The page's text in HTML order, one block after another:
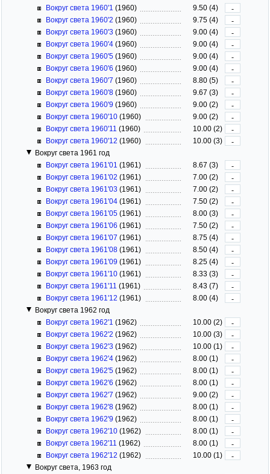
Вокруг света 1960'1 (1960) 9.50 (4)
-
Вокруг света 1960'2 (1960) 9.75 (4)
-
Вокруг света 1960'3 (1960) 9.00 (4)
-
Вокруг света 1960'4 (1960) 9.00 (4)
-
Вокруг света 1960'5 (1960) 9.00 (4)
-
Вокруг света 1960'6 (1960) 9.00 (4)
-
Вокруг света 1960'7 (1960) 8.80 (5)
-
Вокруг света 1960'8 (1960) 9.67 (3)
-
Вокруг света 1960'9 (1960) 9.00 (2)
-
Вокруг света 1960'10 (1960) 9.00 (2)
-
Вокруг света 1960'11 (1960) 10.00 (2)
-
Вокруг света 1960'12 (1960) 10.00 (3)
-
Вокруг света 1961 год
Вокруг света 1961'01 (1961) 8.67 (3)
-
Вокруг света 1961'02 (1961) 7.00 (2)
-
Вокруг света 1961'03 (1961) 7.00 (2)
-
Вокруг света 1961'04 (1961) 7.50 (2)
-
Вокруг света 1961'05 (1961) 8.00 (3)
-
Вокруг света 1961'06 (1961) 7.50 (2)
-
Вокруг света 1961'07 (1961) 8.75 (4)
-
Вокруг света 1961'08 (1961) 8.50 (4)
-
Вокруг света 1961'09 (1961) 8.25 (4)
-
Вокруг света 1961'10 (1961) 8.33 (3)
-
Вокруг света 1961'11 (1961) 8.43 (7)
-
Вокруг света 1961'12 (1961) 8.00 (4)
-
Вокруг света 1962 год
Вокруг света 1962'1 (1962) 10.00 (2)
-
Вокруг света 1962'2 (1962) 10.00 (3)
-
Вокруг света 1962'3 (1962) 10.00 (1)
-
Вокруг света 1962'4 (1962) 8.00 (1)
-
Вокруг света 1962'5 (1962) 8.00 (1)
-
Вокруг света 1962'6 (1962) 8.00 (1)
-
Вокруг света 1962'7 (1962) 9.00 (2)
-
Вокруг света 1962'8 (1962) 8.00 (1)
-
Вокруг света 1962'9 (1962) 8.00 (1)
-
Вокруг света 1962'10 (1962) 8.00 (1)
-
Вокруг света 1962'11 (1962) 8.00 (1)
-
Вокруг света 1962'12 (1962) 10.00 (1)
-
Вокруг света, 1963 год